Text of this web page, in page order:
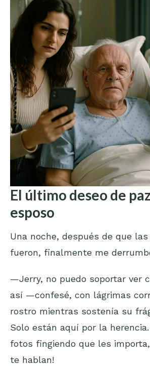
El último deseo de
esposo
Una noche, después de que
fueron, finalmente me
—Jerry, no puedo soportar ver
así —confesé, con lágrimas
rostro mientras sostenía su
Solo están aquí por la
fotos fingiendo que les importa,
te hablan!